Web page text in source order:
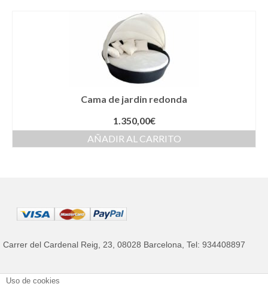
Cama de jardin redonda
1.350,00€
AÑADIR AL CARRITO
Carrer del Cardenal Reig, 23, 08028 Barcelona, Tel: 934408897
Mantenimiento de los muebles de jardín
Uso de cookies